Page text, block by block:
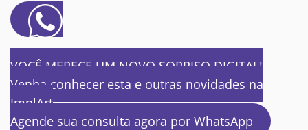
VOCÊ MERECE UM NOVO SORRISO DIGITAL!
Venha conhecer esta e outras novidades na
ImplArt
Agende sua consulta agora por WhatsApp